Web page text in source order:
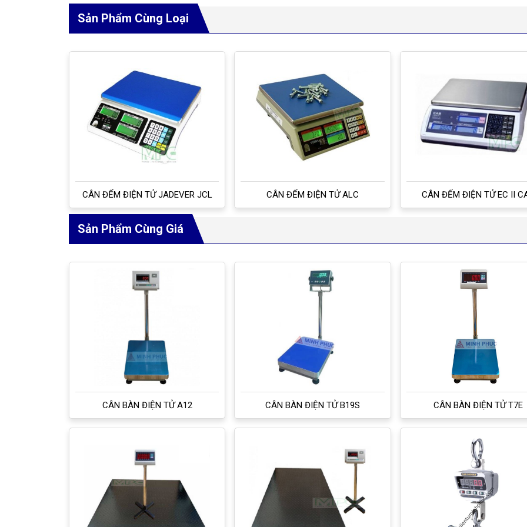
Sản Phẩm Cùng Loại
CÂN ĐẾM ĐIỆN TỬ JADEVER JCL CÂN ĐẾM ĐIỆN TỬ ALC CÂN ĐẾM ĐIỆN TỬ EC II
Sản Phẩm Cùng Giá
CÂN BÀN ĐIỆN TỬ A12 CÂN BÀN ĐIỆN TỬ B19S CÂN BÀN ĐIỆN TỬ T7E